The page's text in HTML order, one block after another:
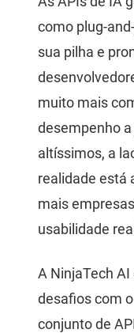
como plug-
sua pilha e
muito mais
desempenho
altíssimos, a
realidade está
mais
usabilidade
A NinjaTech
desafios com
conjunto de